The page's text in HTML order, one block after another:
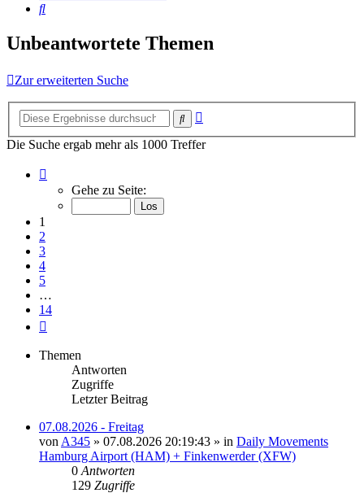
Suche
Unbeantwortete Themen
Zur erweiterten Suche
Suche
Die Suche ergab mehr als 1000 Treffer
von
Gehe zu Seite:
1
2
3
4
5
…
14
Themen
Antworten
Zugriffe
Letzter Beitrag
07.08.2026 - Freitag
von A345 » 07.08.2026 20:19:43 » in Daily Movements
Hamburg Airport (HAM) + Finkenwerder (XFW)
0 Antworten
129 Zugriffe